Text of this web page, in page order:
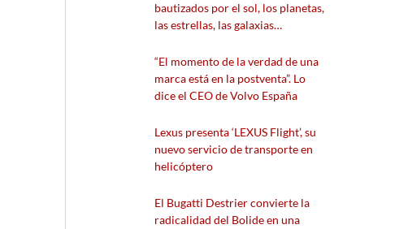
bautizados por el sol, los planetas,
las estrellas, las galaxias…
“El momento de la verdad de una
marca está en la postventa”. Lo
dice el CEO de Volvo España
Lexus presenta ‘LEXUS Flight’, su
nuevo servicio de transporte en
helicóptero
El Bugatti Destrier convierte la
radicalidad del Bolide en una